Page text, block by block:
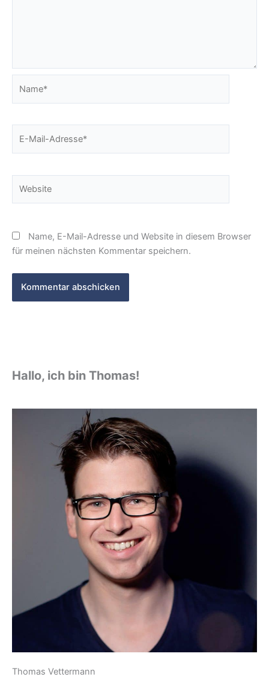
Mail-
Name, E-Mail-Adresse und Website in diesem Browser
für meinen nächsten Kommentar speichern.
Hallo, ich bin Thomas!
Thomas Vettermann